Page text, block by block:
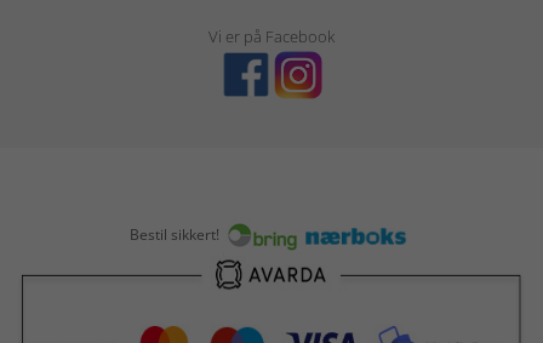
Vi er på Facebook
Bestil sikkert!